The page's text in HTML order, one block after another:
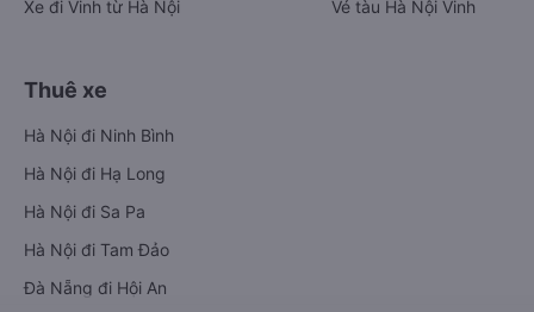
Xe đi Vinh từ Hà Nội
Vé tàu Hà Nội Vinh
Thuê xe
Hà Nội đi Ninh Bình
Hà Nội đi Hạ Long
Hà Nội đi Sa Pa
Hà Nội đi Tam Đảo
Đà Nẵng đi Hội An